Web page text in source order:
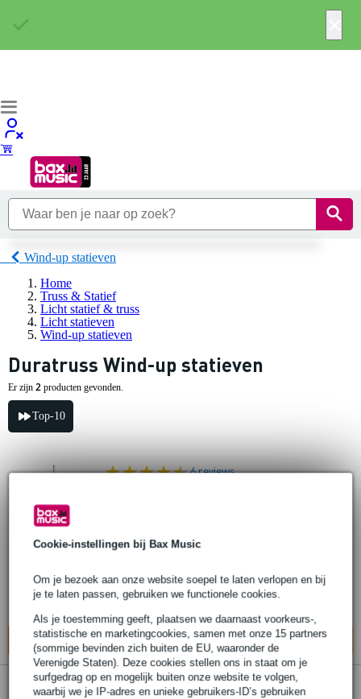
Cookie-instellingen bij Bax Music
Om je bezoek aan onze website soepel te laten verlopen en bij
je te laten passen, gebruiken we functionele cookies.
Als je toestemming geeft, plaatsen we daarnaast voorkeurs-,
statistische en marketingcookies, samen met onze 15 partners
(sommige bevinden zich buiten de EU, waaronder de
Verenigde Staten). Deze cookies stellen ons in staat om je
surfgedrag op en mogelijk buiten onze website te volgen,
waarbij we je IP-adres en unieke gebruikers-ID’s gebruiken
Wind-up statieven
Home
Truss & Statief
Licht statief & truss
Licht statieven
Wind-up statieven
Duratruss Wind-up statieven
Er zijn 2 producten gevonden.
Top-10
6 reviews
Adviesprijs € 218,-
Op voorraad
Ook in
In mijn winkelwagen
7 reviews